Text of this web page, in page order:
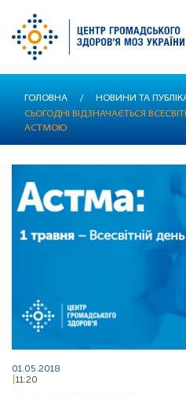
основного
ГОЛОВНА / НОВИНИ ТА
СЬОГОДНІ ВІДЗНАЧАЄТЬСЯ
АСТМОЮ
01.05.2018
11:20